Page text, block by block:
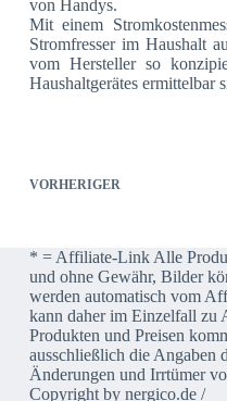
von Handys.
Mit einem
Stromfresser im Haushalt
vom Hersteller so
Haushaltgerätes ermittelbar
VORHERIGER
* = Affiliate-Link Alle
und ohne Gewähr, Bilder
werden automatisch vom
kann daher im Einzelfall zu
Produkten und Preisen
ausschließlich die Angaben
Änderungen und Irrtümer
Copyright by nergico.de /